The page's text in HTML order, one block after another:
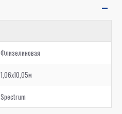
Флизелиновая
1,06x10,05м
Spectrum